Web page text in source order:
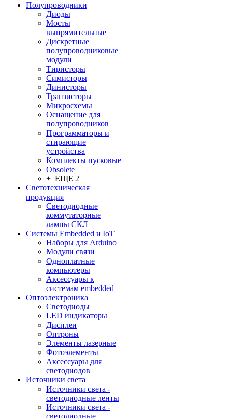
Полупроводники
Диоды
Мосты
выпрямительные
Дискретные
полупроводниковые
модули
Тиристоры
Симисторы
Динисторы
Транзисторы
Микросхемы
Оснащение для
полупроводников
Программаторы и
стирающие
устройства
Комплекты пусковые
Obsolete
+ ЕЩЕ 2
Светотехническая
продукция
Светодиодные
коммутаторные
лампы СКЛ
Системы Embedded и IoT
Наборы для Arduino
Модули связи
Одноплатные
компьютеры
Аксессуары к
системам embedded
Oптоэлектроника
Светодиоды
LED индикаторы
Дисплеи
Оптроны
Элементы лазерные
Фотоэлементы
Аксессуары для
светодиодов
Источники света
Источники света -
светодиодные ленты
Источники света -
светодиодные